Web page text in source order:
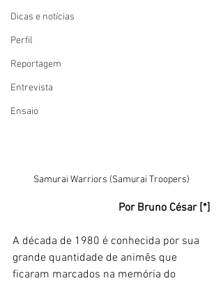
Dicas e notícias
Perfil
Reportagem
Entrevista
Ensaio
Samurai Warriors (Samurai Troopers)
Por Bruno César [*]
A década de 1980 é conhecida por sua
grande quantidade de animês que
ficaram marcados na memória do